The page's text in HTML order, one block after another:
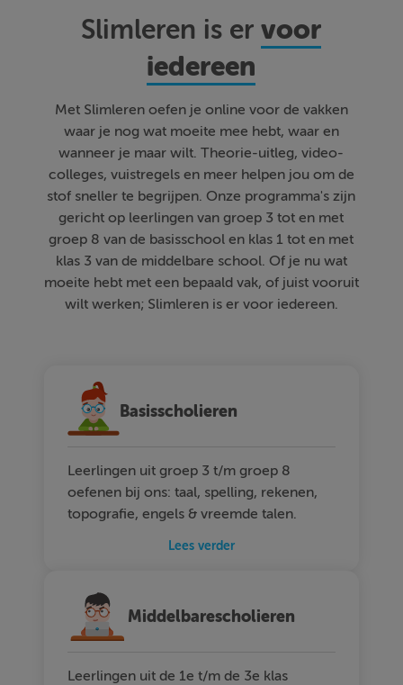
Slimleren is ervoor
iedereen
Met Slimleren oefen je online voor de vakken
waar je nog wat moeite mee hebt, waar en
wanneer je maar wilt. Theorie-uitleg, video-
colleges, vuistregels en meer helpen jou om de
stof sneller te begrijpen. Onze programma's zijn
gericht op leerlingen van groep 3 tot en met
groep 8 van de basisschool en klas 1 tot en met
klas 3 van de middelbare school. Of je nu wat
moeite hebt met een bepaald vak, of juist vooruit
wilt werken; Slimleren is er voor iedereen.
Basisscholieren
Leerlingen uit groep 3 t/m groep 8
oefenen bij ons: taal, spelling, rekenen,
topografie, engels & vreemde talen.
Lees verder
Middelbarescholieren
Leerlingen uit de 1e t/m de 3e klas